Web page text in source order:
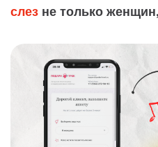
слез не только